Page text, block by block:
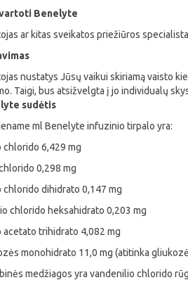
Benelyte
ar kitas sveikatos priežiūros
nustatys Jūsų vaikui skiriamą vaisto
Taigi, bus atsižvelgta į jo individualų
sudėtis
ml Benelyte infuzinio tirpalo yra:
chlorido 6,429 mg
0,298 mg
chlorido dihidrato 0,147 mg
chlorido heksahidrato 0,203 mg
acetato trihidrato 4,082 mg
monohidrato 11,0 mg (atitinka
medžiagos yra vandenilio chlorido